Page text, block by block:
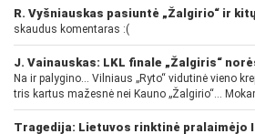
skaudus komentaras :(
Na ir palygino... Vilniaus „Ryto“ vidutinė vieno
tris kartus mažesnė nei Kauno „Žalgirio“...
pinigų - nėra gerų žaidėjų...